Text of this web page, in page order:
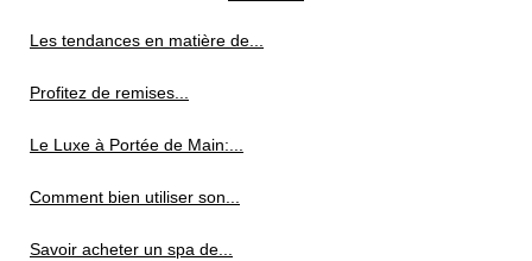
Les tendances en matière de...
Profitez de remises...
Le Luxe à Portée de Main:...
Comment bien utiliser son...
Savoir acheter un spa de...